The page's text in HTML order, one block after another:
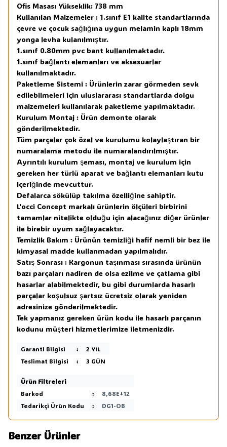
Ofis Masası Yükseklik: 738 mm
Kullanılan Malzemeler : 1.sınıf E1 kalite standartlarında
çevre ve çocuk sağlığına uygun melamin kaplı 18mm
yonga levha kulanılmıştır.
1.sınıf 0.80mm pvc bant kullanılmaktadır.
1.sınıf bağlantı elemanları ve aksesuarlar
kullanılmaktadır.
Paketleme Sistemi : Ürünlerin zarar görmeden sevk
edilebilmeleri için uluslararası standartlarda dolgu
malzemeleri kullanılarak paketleme yapılmaktadır.
Kurulum Montaj : Ürün demonte olarak
gönderilmektedir.
Tüm parçalar çok özel ve kurulumu kolaylaştıran bir
numaralama metodu ile numaralandırılmıştır.
Ayrıntılı kurulum şeması, montaj ve kurulum için
gereken her türlü aparat ve bağlantı elemanları kutu
içeriğinde mevcuttur.
Defalarca sökülüp takılma özelliğine sahiptir.
L'occi Concept markalı ürünlerin ölçüleri birbirini
tamamlar nitelikte olduğu için alacağınız diğer ürünler
ile birebir uyum sağlayacaktır.
Temizlik Bakım : Ürünün temizliği hafif nemli bir bez ile
kimyasal madde kullanmadan yapılmalıdır.
Satış Sonrası : Kargonun taşınması sırasında ürünün
bazı parçaları nadiren de olsa ezilme ve çatlama gibi
hasarlar alabilmektedir, bu gibi durumlarda hasarlı
parçalar koşulsuz şartsız ücretsiz olarak yeniden
adresinize gönderilmektedir.
Tek yapmanız gereken ürün kodu ile hasarlı parçanın
kodunu müşteri hizmetlerimize iletmenizdir.
Garanti Bilgisi :
2 YIL
Teslimat Bilgisi
: 3 GÜN
Ürün Filtreleri
Barkod
:
8,68E+12
Tedarikçi Ürün Kodu
: DG1-OB
Benzer Ürünler